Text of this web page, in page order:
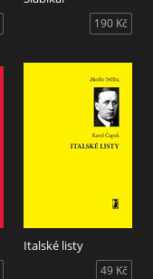
190 Kč
Italské listy
49 Kč